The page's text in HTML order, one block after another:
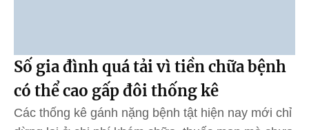
Số gia đình quá tải vì tiền chữa bệnh
có thể cao gấp đôi thống kê
Các thống kê gánh nặng bệnh tật hiện nay mới chỉ